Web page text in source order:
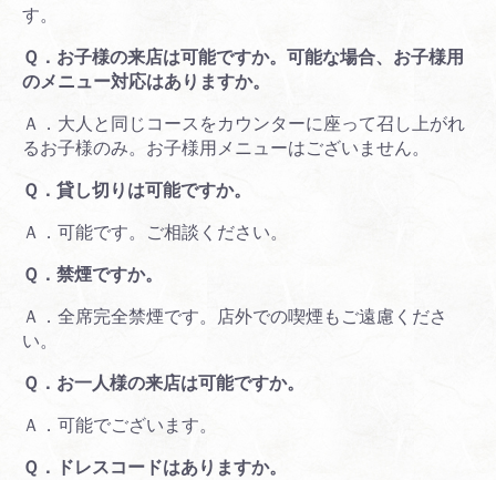
す。
Ｑ．お子様の来店は可能ですか。可能な場合、お子様用
のメニュー対応はありますか。
Ａ．大人と同じコースをカウンターに座って召し上がれ
るお子様のみ。お子様用メニューはございません。
Ｑ．貸し切りは可能ですか。
Ａ．可能です。ご相談ください。
Ｑ．禁煙ですか。
Ａ．全席完全禁煙です。店外での喫煙もご遠慮くださ
い。
Ｑ．お一人様の来店は可能ですか。
Ａ．可能でございます。
Ｑ．ドレスコードはありますか。